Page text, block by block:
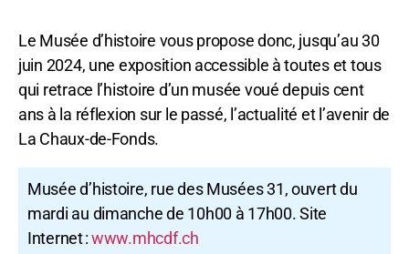
Le Musée d’histoire vous propose donc, jusqu’au 30
juin 2024, une exposition accessible à toutes et tous
qui retrace l’histoire d’un musée voué depuis cent
ans à la réflexion sur le passé, l’actualité et l’avenir de
La Chaux-de-Fonds.
Musée d’histoire, rue des Musées 31, ouvert du
mardi au dimanche de 10h00 à 17h00. Site
Internet :www.mhcdf.ch